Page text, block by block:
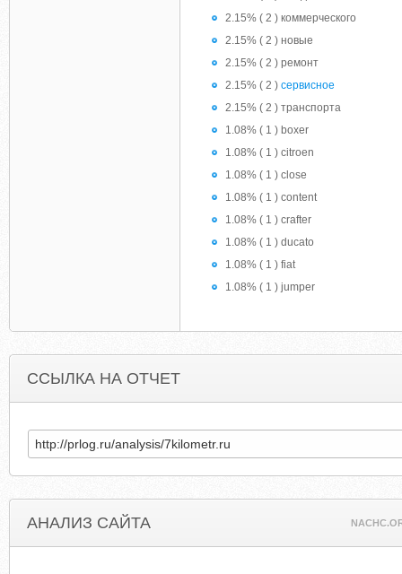
2.15% ( 2 ) коммерческого
2.15% ( 2 ) новые
2.15% ( 2 ) ремонт
2.15% ( 2 ) сервисное
2.15% ( 2 ) транспорта
1.08% ( 1 ) boxer
1.08% ( 1 ) citroen
1.08% ( 1 ) close
1.08% ( 1 ) content
1.08% ( 1 ) crafter
1.08% ( 1 ) ducato
1.08% ( 1 ) fiat
1.08% ( 1 ) jumper
ССЫЛКА НА ОТЧЕТ
АНАЛИЗ САЙТА